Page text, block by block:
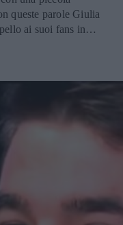
queste parole Giulia
ai suoi fans in
di macchinari